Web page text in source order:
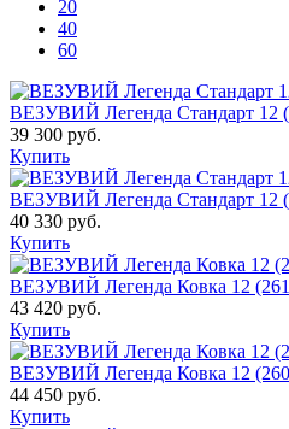
20
40
60
ВЕЗУВИЙ Легенда Стандарт 12
39 300 руб.
Купить
ВЕЗУВИЙ Легенда Стандарт 12
40 330 руб.
Купить
ВЕЗУВИЙ Легенда Ковка 12
43 420 руб.
Купить
ВЕЗУВИЙ Легенда Ковка 12
44 450 руб.
Купить